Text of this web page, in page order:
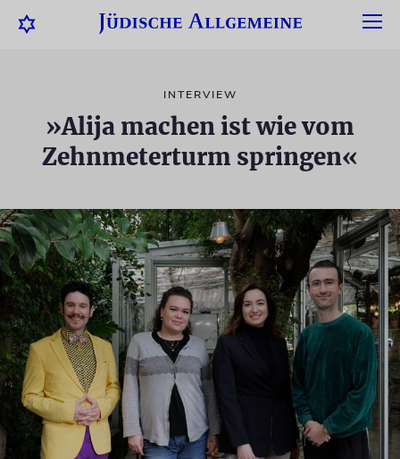
INTERVIEW
»Alija machen ist wie vom
Zehnmeterturm springen«